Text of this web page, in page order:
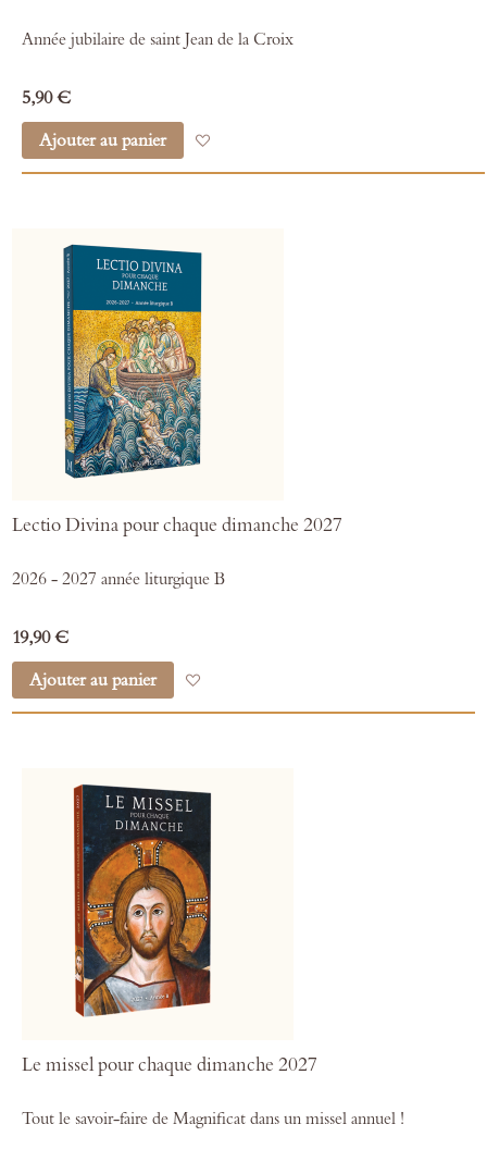
Année jubilaire de saint Jean de la Croix
5,90 €
Ajouter au panier
Lectio Divina pour chaque dimanche 2027
2026 - 2027 année liturgique B
19,90 €
Ajouter au panier
Le missel pour chaque dimanche 2027
Tout le savoir-faire de Magnificat dans un missel annuel !